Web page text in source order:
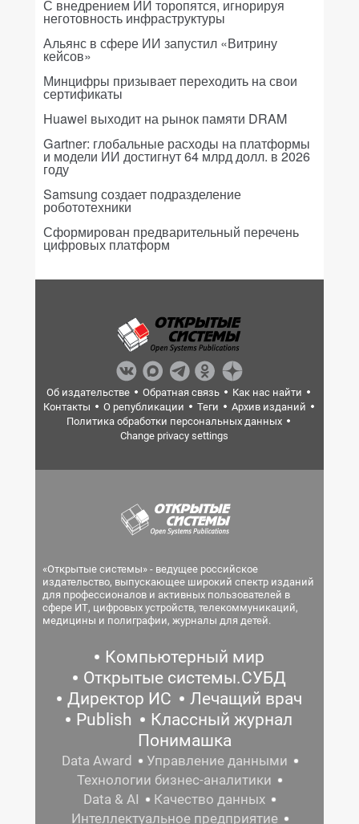
С внедрением ИИ торопятся, игнорируя
неготовность инфраструктуры
Альянс в сфере ИИ запустил «Витрину
кейсов»
Минцифры призывает переходить на свои
сертификаты
Huawei выходит на рынок памяти DRAM
Gartner: глобальные расходы на платформы
и модели ИИ достигнут 64 млрд долл. в 2026
году
Samsung создает подразделение
робототехники
Сформирован предварительный перечень
цифровых платформ
Об издательстве Обратная связь
Как нас найти
Контакты
О републикации Теги
Архив изданий
Политика обработки персональных данных
Change privacy settings
«Открытые системы» - ведущее российское
издательство, выпускающее широкий спектр изданий
для профессионалов и активных пользователей в
сфере ИТ, цифровых устройств, телекоммуникаций,
медицины и полиграфии, журналы для детей.
Компьютерный мир
Открытые системы.СУБД
Директор ИС
Лечащий врач
Publish
Классный журнал
Понимашка
Data Award
Управление данными
Технологии бизнес-аналитики
Data & AI
Качество данных
Интеллектуальное предприятие